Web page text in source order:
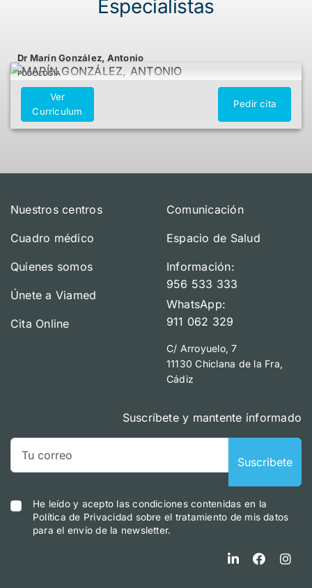
Especialistas
Dr Marín González, Antonio
PODOLOGÍA
Ver
Curriculum
Pedir cita
Nuestros centros
Cuadro médico
Quienes somos
Únete a Viamed
Cita Online
Comunicación
Espacio de Salud
Información:
956 533 333
WhatsApp:
911 062 329
C/ Arroyuelo, 7
11130 Chiclana de la Fra,
Cádiz
Suscríbete y mantente informado
Suscribete
He leído y acepto las condiciones contenidas en la
Política de Privacidad sobre el tratamiento de mis datos
para el envío de la newsletter.